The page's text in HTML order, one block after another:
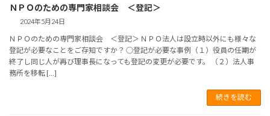
ＮＰＯのための専門家相談会 ＜登記＞
2024年5月24日
ＮＰＯのための専門家相談会 ＜登記＞ ＮＰＯ法人は設立時以外にも様々な
登記が必要なことをご存知ですか？ ○登記が必要な事例（１）役員の任期が
終了し同じ人が再び理事長になっても登記の変更が必要です。 （２）法人事
務所を移転 […]
続きを読む